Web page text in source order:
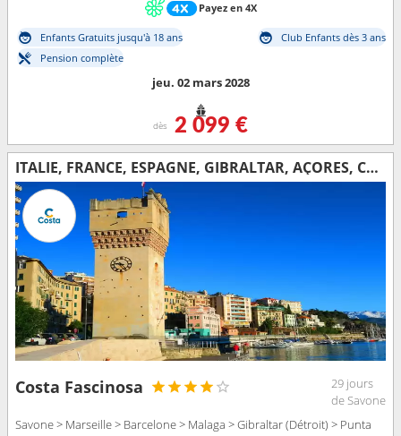
Payez en 4X
Enfants Gratuits jusqu'à 18 ans
Club Enfants dès 3 ans
Pension complète
jeu. 02 mars 2028
dès 2 099 €
ITALIE, FRANCE, ESPAGNE, GIBRALTAR, AÇORES, CANADA, ÉTATS-UNIS, FLORIDE (USA), RÉP.DOMINICAINE
Costa Fascinosa
29 jours
de Savone
Savone > Marseille > Barcelone > Malaga > Gibraltar (Détroit) > Punta